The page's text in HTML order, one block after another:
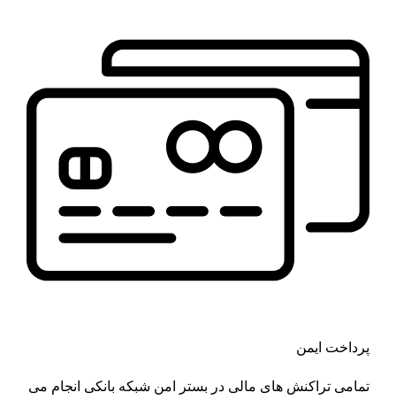
پرداخت ایمن
تمامی تراکنش های مالی در بستر امن شبکه بانکی انجام می